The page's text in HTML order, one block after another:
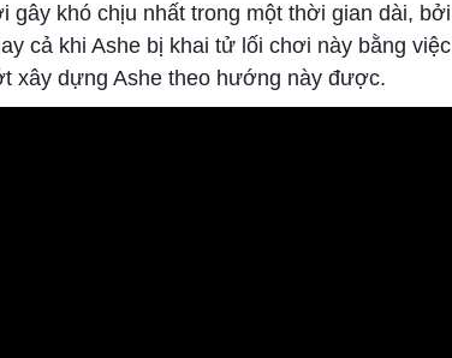
khó chịu nhất trong một thời gian dài,
cả khi Ashe bị khai tử lối chơi này bằng
xây dựng Ashe theo hướng này được.